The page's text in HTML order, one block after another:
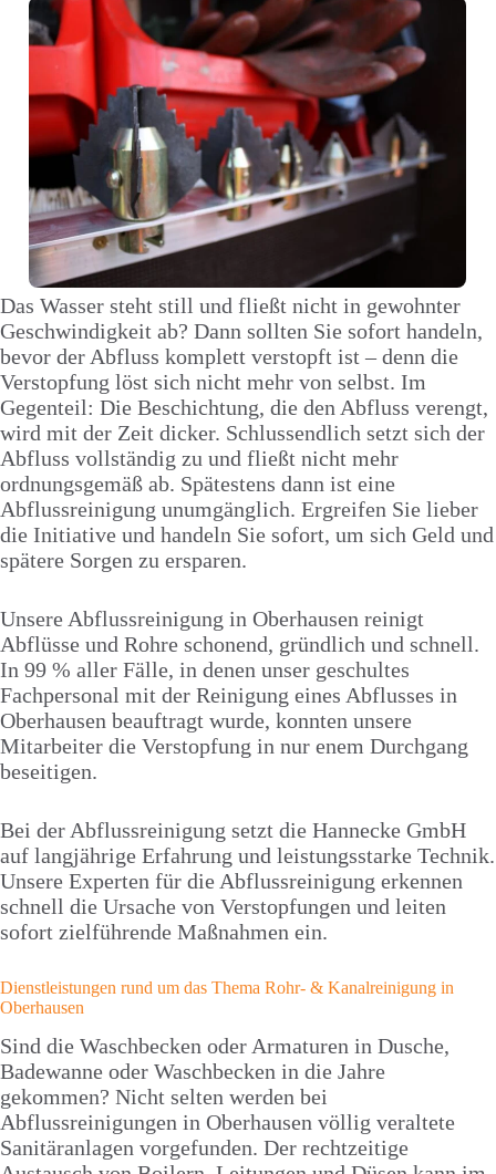
Das Wasser steht still und fließt nicht in gewohnter
Geschwindigkeit ab? Dann sollten Sie sofort handeln,
bevor der Abfluss komplett verstopft ist – denn die
Verstopfung löst sich nicht mehr von selbst. Im
Gegenteil: Die Beschichtung, die den Abfluss verengt,
wird mit der Zeit dicker. Schlussendlich setzt sich der
Abfluss vollständig zu und fließt nicht mehr
ordnungsgemäß ab. Spätestens dann ist eine
Abflussreinigung unumgänglich. Ergreifen Sie lieber
die Initiative und handeln Sie sofort, um sich Geld und
spätere Sorgen zu ersparen.
Unsere Abflussreinigung in Oberhausen reinigt
Abflüsse und Rohre schonend, gründlich und schnell.
In 99 % aller Fälle, in denen unser geschultes
Fachpersonal mit der Reinigung eines Abflusses in
Oberhausen beauftragt wurde, konnten unsere
Mitarbeiter die Verstopfung in nur enem Durchgang
beseitigen.
Bei der Abflussreinigung setzt die Hannecke GmbH
auf langjährige Erfahrung und leistungsstarke Technik.
Unsere Experten für die Abflussreinigung erkennen
schnell die Ursache von Verstopfungen und leiten
sofort zielführende Maßnahmen ein.
Dienstleistungen rund um das Thema Rohr- & Kanalreinigung in
Oberhausen
Sind die Waschbecken oder Armaturen in Dusche,
Badewanne oder Waschbecken in die Jahre
gekommen? Nicht selten werden bei
Abflussreinigungen in Oberhausen völlig veraltete
Sanitäranlagen vorgefunden. Der rechtzeitige